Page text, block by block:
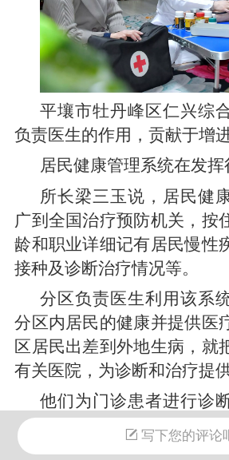
平壤市牡丹峰区仁兴综
负责医生的作用，贡献于增
居民健康管理系统在发挥
所长梁三玉说，居民健
广到全国治疗预防机关，按
龄和职业详细记有居民慢性
接种及诊断治疗情况等。
分区负责医生利用该系
分区内居民的健康并提供医
区居民出差到外地生病，就
有关医院，为诊断和治疗提供
他们为门诊患者进行诊
中找出慢性疾病患者采取所
视对参战老兵、荣誉军人
写下您的评论